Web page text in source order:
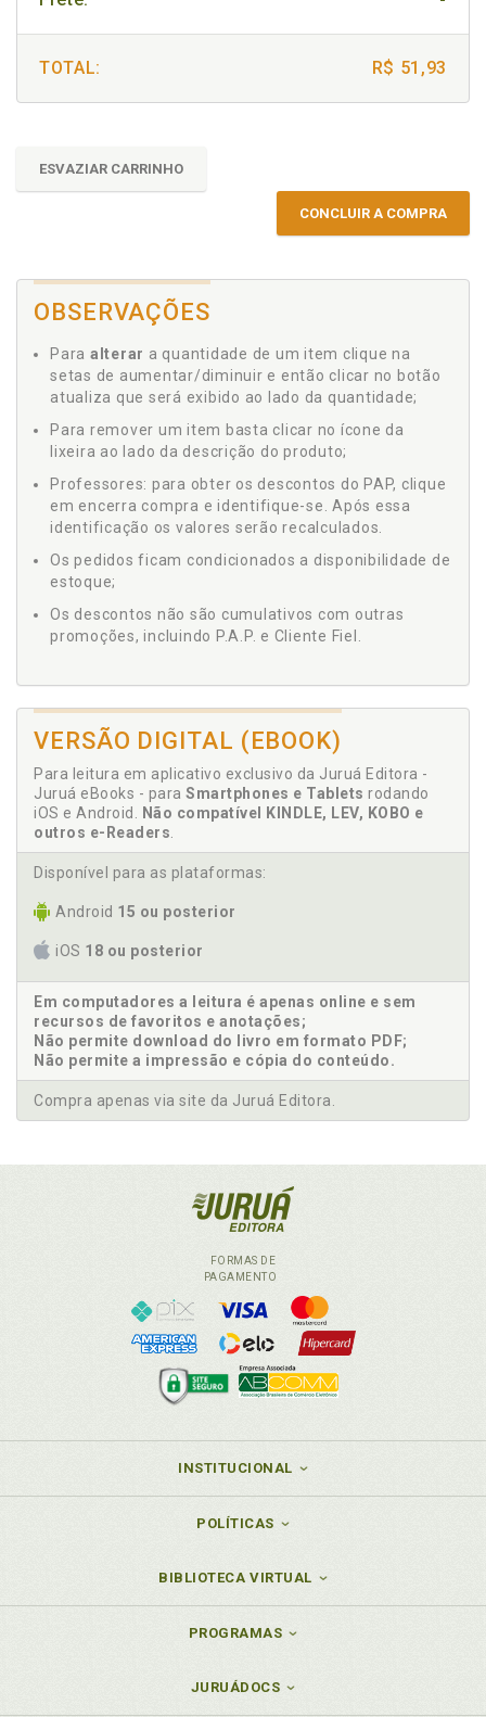
TOTAL: R$ 51,93
ESVAZIAR CARRINHO
CONCLUIR A COMPRA
OBSERVAÇÕES
Para alterar a quantidade de um item clique na
setas de aumentar/diminuir e então clicar no botão
atualiza que será exibido ao lado da quantidade;
Para remover um item basta clicar no ícone da
lixeira ao lado da descrição do produto;
Professores: para obter os descontos do PAP, clique
em encerra compra e identifique-se. Após essa
identificação os valores serão recalculados.
Os pedidos ficam condicionados a disponibilidade de
estoque;
Os descontos não são cumulativos com outras
promoções, incluindo P.A.P. e Cliente Fiel.
VERSÃO DIGITAL (EBOOK)
Para leitura em aplicativo exclusivo da Juruá Editora -
Juruá eBooks - para Smartphones e Tablets rodando
iOS e Android.
Não compatível KINDLE, LEV, KOBO e
outros e-Readers
Disponível para as plataformas:
Android 15 ou posterior
iOS 18 ou posterior
Em computadores a leitura é apenas online e sem
recursos de favoritos e anotações;
Não permite download do livro em formato PDF;
Não permite a impressão e cópia do conteúdo.
Compra apenas via site da Juruá Editora.
FORMAS DE
PAGAMENTO
INSTITUCIONAL
POLÍTICAS
BIBLIOTECA VIRTUAL
PROGRAMAS
JURUÁDOCS